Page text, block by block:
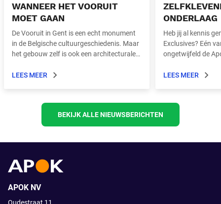
WANNEER HET VOORUIT
MOET GAAN
De Vooruit in Gent is een echt monument
in de Belgische cultuurgeschiedenis. Maar
het gebouw zelf is ook een architecturale
update toe.
LEES MEER
ONDERLAAG
Heb jij al kennis
Exclusives? Eén
ongetwijfeld de
LEES MEER
BEKIJK ALLE NIEUWSBERICHTEN
APOK NV